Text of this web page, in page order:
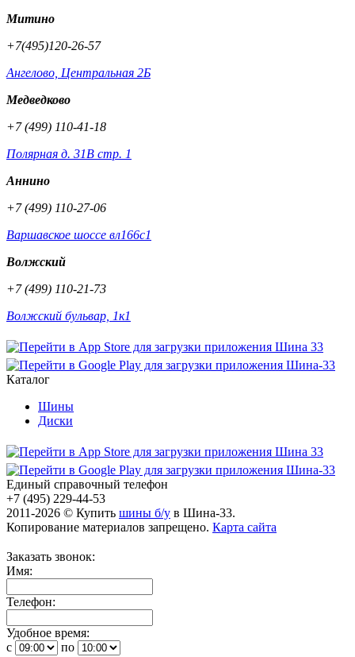
Митино
+7(495)120-26-57
Ангелово, Центральная 2Б
Медведково
+7 (499) 110-41-18
Полярная д. 31В стр. 1
Аннино
+7 (499) 110-27-06
Варшавское шоссе вл166с1
Волжский
+7 (499) 110-21-73
Волжский бульвар, 1к1
Каталог
Шины
Диски
Единый справочный телефон
+7 (495) 229-44-53
2011-2026 © Купить шины б/у в Шина-33.
Копирование материалов запрещено. Карта сайта
Заказать звонок:
Имя:
Телефон:
Удобное время:
c
по